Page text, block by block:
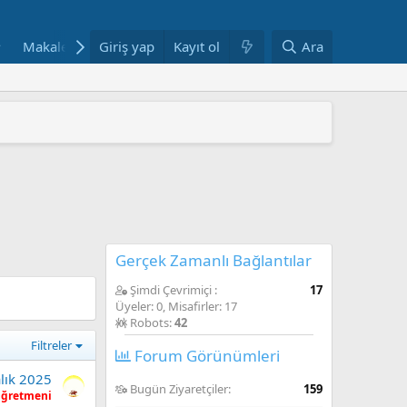
Makaleler Fotoğraflar Bloglar Haftanın
Giriş yap Kayıt ol Ara
DESTEKLENDİ
yeniden yapılandırıyor
Filtreler
2025
Gerçek Zamanlı Bağlantılar
Şimdi Çevrimiçi
17
Üyeler: 0, Misafirler: 17
Robots:42
Forum Görünümleri
Bugün Ziyaretçiler 159